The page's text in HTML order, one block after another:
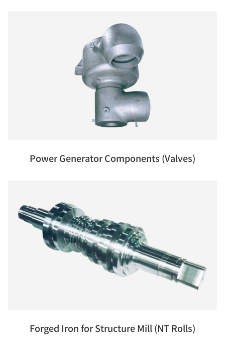
Power Generator Components (Valves)
Forged Iron for Structure Mill (NT Rolls)